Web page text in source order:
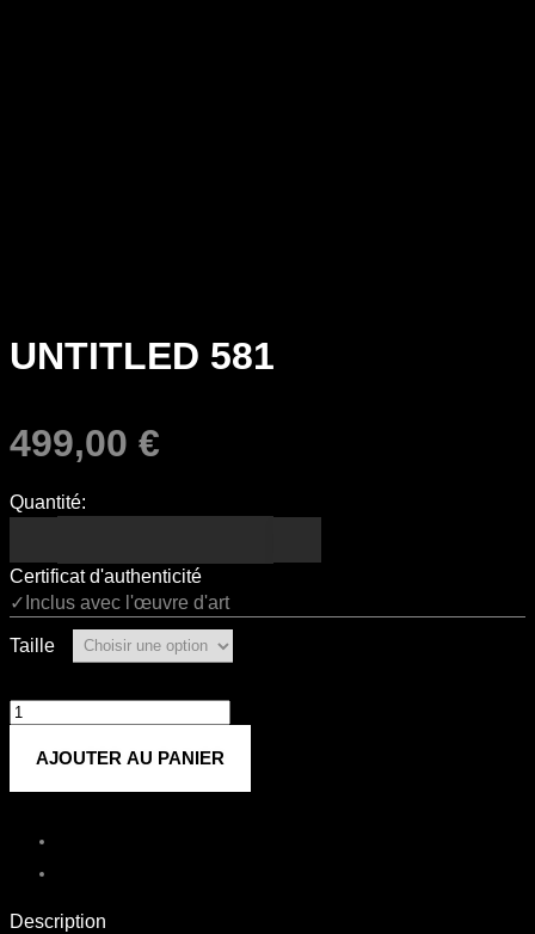
UNTITLED 581
499,00 €
Quantité:
Certificat d'authenticité
✓Inclus avec l'œuvre d'art
Taille
quantité
Untitled
581
AJOUTER AU PANIER
Description